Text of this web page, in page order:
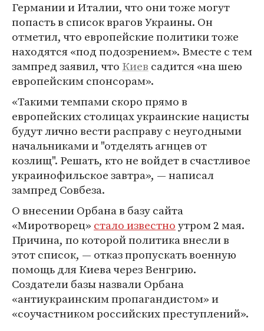
Германии и Италии, что они тоже могут
попасть в список врагов Украины. Он
отметил, что европейские политики тоже
находятся «под подозрением». Вместе с тем
зампред заявил, что Киев садится «на шею
европейским спонсорам».
«Такими темпами скоро прямо в
европейских столицах украинские нацисты
будут лично вести расправу с неугодными
начальниками и "отделять агнцев от
козлищ". Решать, кто не войдет в счастливое
украинофильское завтра», — написал
зампред Совбеза.
О внесении Орбана в базу сайта
«Миротворец» стало известноутром 2 мая.
Причина, по которой политика внесли в
этот список, — отказ пропускать военную
помощь для Киева через Венгрию.
Создатели базы назвали Орбана
«антиукраинским пропагандистом» и
«соучастником российских преступлений».